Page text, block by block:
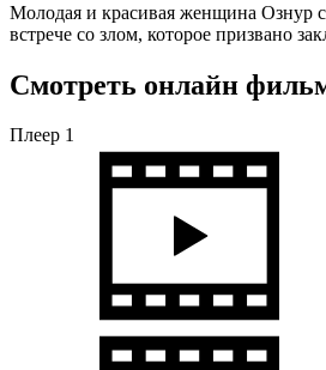
Молодая и красивая женщина Ознур с
встрече со злом, которое призвано
Смотреть онлайн
Плеер 1